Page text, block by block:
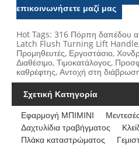
επικοινωνήσετε μαζί μας
Hot Tags: 316 Πόρπη δαπέδου
Latch Flush Turning Lift
Προμηθευτές, Εργοστάσιο,
Διαθέσιμο, Τιμοκατάλογος,
καθρέφτης, Αντοχή στη
Σχετική Κατηγορία
Εφαρμογή ΜΠΙΜΙΝΙ
Μεντεσές
Δαχτυλίδια τραβήγματος
Πλάκα καταστρώματος